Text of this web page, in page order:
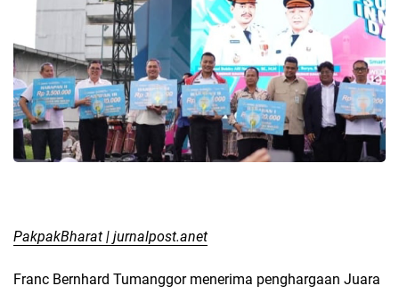
PakpakBharat | jurnalpost.anet
Franc Bernhard Tumanggor menerima penghargaan Juara